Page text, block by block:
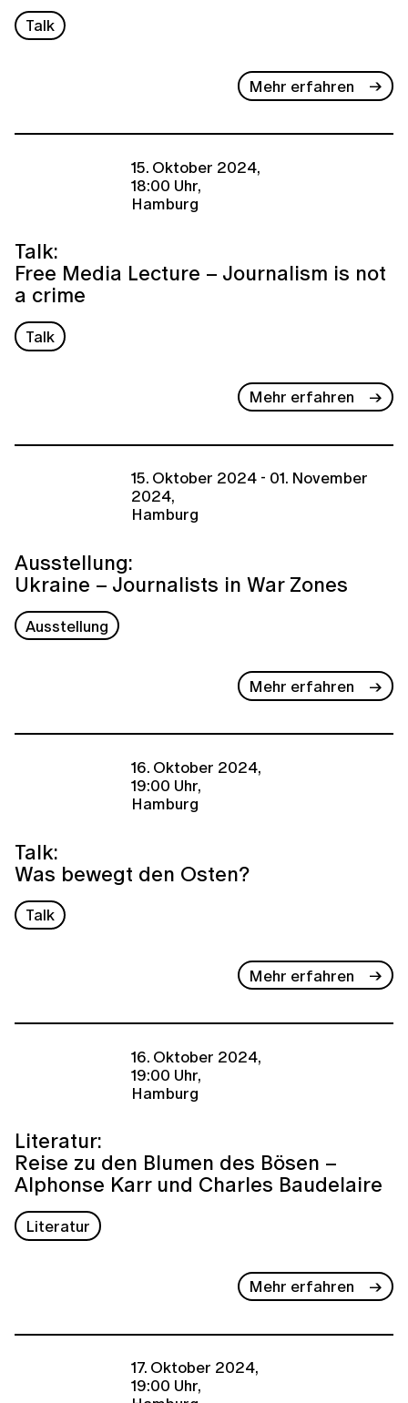
Talk
Mehr erfahren
15. Oktober 2024,
18:00 Uhr,
Hamburg
Talk:
Free Media Lecture – Journalism is not
a crime
Talk
Mehr erfahren
15. Oktober 2024 - 01. November
2024,
Hamburg
Ausstellung:
Ukraine – Journalists in War Zones
Ausstellung
Mehr erfahren
16. Oktober 2024,
19:00 Uhr,
Hamburg
Talk:
Was bewegt den Osten?
Talk
Mehr erfahren
16. Oktober 2024,
19:00 Uhr,
Hamburg
Literatur:
Reise zu den Blumen des Bösen –
Alphonse Karr und Charles Baudelaire
Literatur
Mehr erfahren
17. Oktober 2024,
19:00 Uhr,